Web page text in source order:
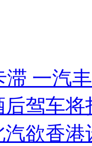
滞 一汽
后驾车将
汽欲香港